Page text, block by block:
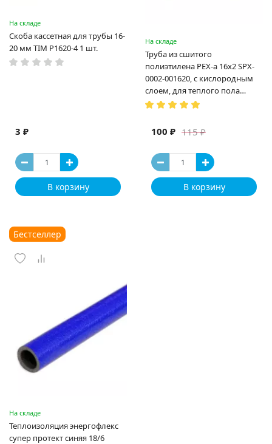
На складе
Скоба кассетная для трубы 16-
20 мм TIM P1620-4 1 шт.
3 ₽
В корзину
На складе
Труба из сшитого
полиэтилена PEX-a 16х2 SPX-
0002-001620, с кислородным
слоем, для теплого пола
(Испания)
115 ₽
100 ₽
В корзину
Бестселлер
На складе
Теплоизоляция энергофлекс
супер протект синяя 18/6